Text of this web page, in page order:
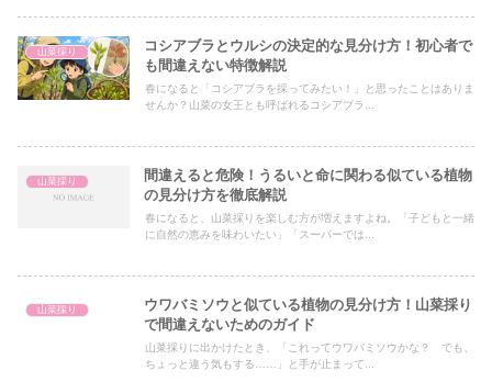
山菜採り
コシアブラとウルシの決定的な見分け方！初心者で
も間違えない特徴解説
春になると「コシアブラを採ってみたい！」と思ったことはありま
せんか？山菜の女王とも呼ばれるコシアブラ...
山菜採り
間違えると危険！うるいと命に関わる似ている植物
の見分け方を徹底解説
春になると、山菜採りを楽しむ方が増えますよね。「子どもと一緒
に自然の恵みを味わいたい」「スーパーでは...
山菜採り
ウワバミソウと似ている植物の見分け方！山菜採り
で間違えないためのガイド
山菜採りに出かけたとき、「これってウワバミソウかな？ でも、
ちょっと違う気もする……」と手が止まって...